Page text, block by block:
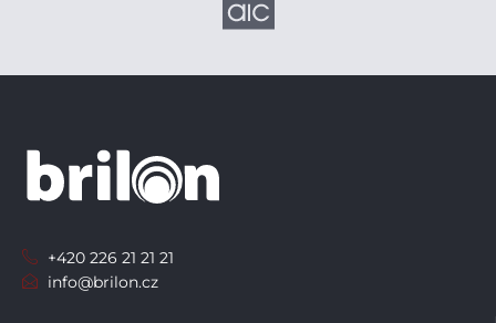
+420 226 21 21 21
info@brilon.cz